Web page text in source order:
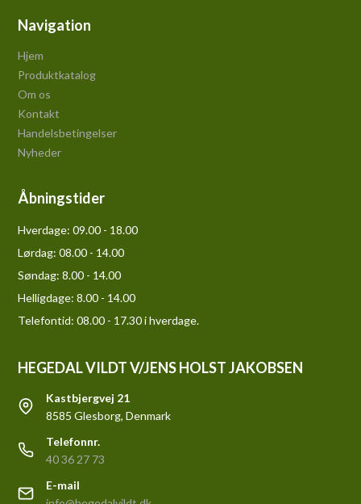
Navigation
Hjem
Produktkatalog
Om os
Kontakt
Handelsbetingelser
Nyheder
Åbningstider
Hverdage: 09.00 - 18.00
Lørdag: 08.00 - 14.00
Søndag: 8.00 - 14.00
Helligdage: 8.00 - 14.00
Telefontid: 08.00 - 17.30 i hverdage.
HEGEDAL VILDT V/JENS HOLST JAKOBSEN
Kastbjergvej 21
8585 Glesborg, Denmark
Telefonnr.
40 36 27 73
E-mail